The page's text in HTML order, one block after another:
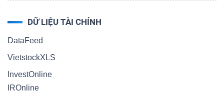
DỮ LIỆU TÀI CHÍNH
DataFeed
VietstockXLS
InvestOnline
IROnline